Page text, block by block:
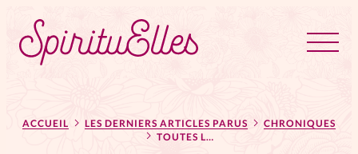
Tous les articles
Actus
ACCUEIL LES DERNIERS ARTICLES PARUS
CHRONIQUES
TOUTES LES PRIÈRES SINCÈRES SONT PRÉCIEUSES